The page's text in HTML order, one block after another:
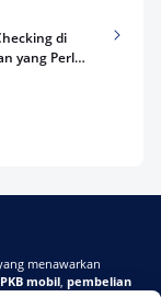
di
yang Perlu
Langsung
menawarkan
mobil, pembelian